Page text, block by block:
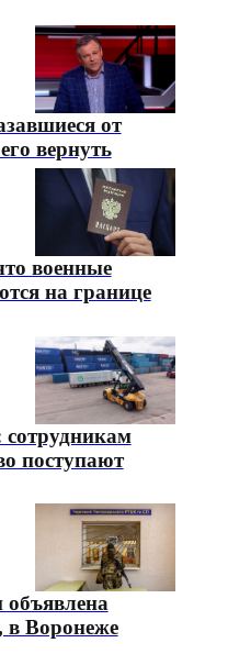
от
вернуть
военные
на границе
поступают
объявлена
в Воронеже